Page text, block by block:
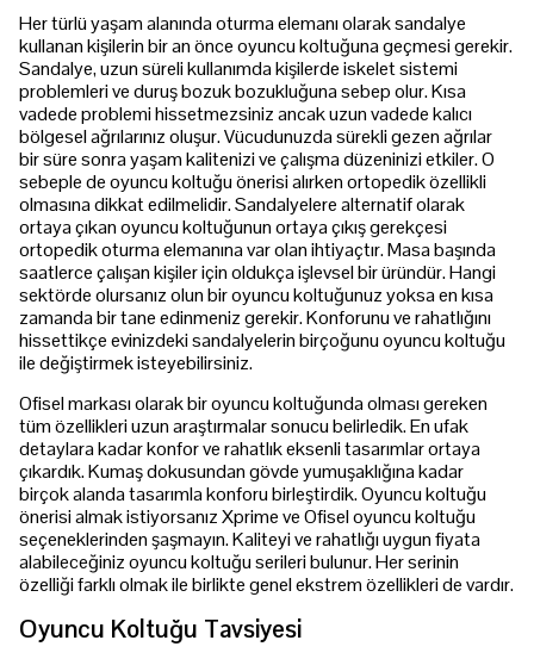
Her türlü yaşam alanında oturma elemanı olarak sandalye
kullanan kişilerin bir an önce oyuncu koltuğuna geçmesi gerekir.
Sandalye, uzun süreli kullanımda kişilerde iskelet sistemi
problemleri ve duruş bozuk bozukluğuna sebep olur. Kısa
vadede problemi hissetmezsiniz ancak uzun vadede kalıcı
bölgesel ağrılarınız oluşur. Vücudunuzda sürekli gezen ağrılar
bir süre sonra yaşam kalitenizi ve çalışma düzeninizi etkiler. O
sebeple de oyuncu koltuğu önerisi alırken ortopedik özellikli
olmasına dikkat edilmelidir. Sandalyelere alternatif olarak
ortaya çıkan oyuncu koltuğunun ortaya çıkış gerekçesi
ortopedik oturma elemanına var olan ihtiyaçtır. Masa başında
saatlerce çalışan kişiler için oldukça işlevsel bir üründür. Hangi
sektörde olursanız olun bir oyuncu koltuğunuz yoksa en kısa
zamanda bir tane edinmeniz gerekir. Konforunu ve rahatlığını
hissettikçe evinizdeki sandalyelerin birçoğunu oyuncu koltuğu
ile değiştirmek isteyebilirsiniz.
Ofisel markası olarak bir oyuncu koltuğunda olması gereken
tüm özellikleri uzun araştırmalar sonucu belirledik. En ufak
detaylara kadar konfor ve rahatlık eksenli tasarımlar ortaya
çıkardık. Kumaş dokusundan gövde yumuşaklığına kadar
birçok alanda tasarımla konforu birleştirdik. Oyuncu koltuğu
önerisi almak istiyorsanız Xprime ve Ofisel oyuncu koltuğu
seçeneklerinden şaşmayın. Kaliteyi ve rahatlığı uygun fiyata
alabileceğiniz oyuncu koltuğu serileri bulunur. Her serinin
özelliği farklı olmak ile birlikte genel ekstrem özellikleri de vardır.
Oyuncu Koltuğu Tavsiyesi